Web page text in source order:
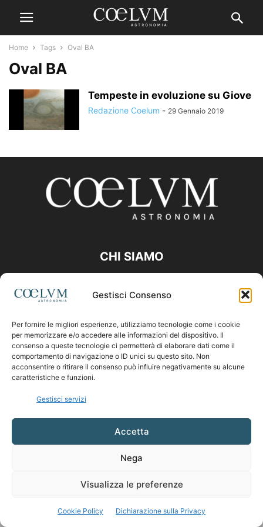
Gestisci Consenso
Per fornire le migliori esperienze, utilizziamo tecnologie come i cookie
per memorizzare e/o accedere alle informazioni del dispositivo. Il
consenso a queste tecnologie ci permetterà di elaborare dati come il
comportamento di navigazione o ID unici su questo sito. Non
acconsentire o ritirare il consenso può influire negativamente su alcune
caratteristiche e funzioni.
Gestisci servizi
Accetta
Nega
Visualizza le preferenze
Cookie Policy Dichiarazione sulla Privacy
Home Tags Oval BA
Oval BA
Tempeste in evoluzione su Giove
Redazione Coelum - 29 Gennaio 2019
CHI SIAMO
Contattaci:coelumastro@coelum.com
SEGUICI